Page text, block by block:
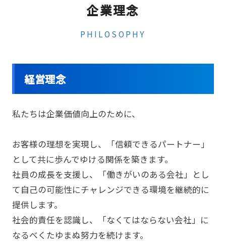
企業理念
PHILOSOPHY
経営理念
私たちは企業価値向上のために、
お客様の理想を実現し、「信頼できるパートナー」
として共に歩んでゆける関係を築きます。
社員の成長を支援し、「働きがいのある会社」とし
て自己の可能性にチャレンジできる環境を継続的に
提供します。
社会的責任を認識し、「なくてはならない会社」に
なるべくたゆまぬ努力を続けます。